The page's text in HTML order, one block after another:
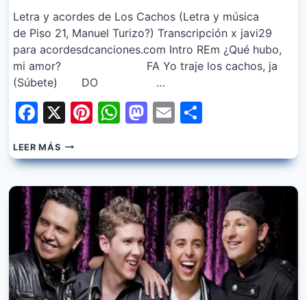
Letra y acordes de Los Cachos (Letra y música
de Piso 21, Manuel Turizo?) Transcripción x javi29
para acordesdcanciones.com Intro REm ¿Qué hubo,
mi amor? FA Yo traje los cachos, ja
(Súbete) DO …
Facebook
X Pinterest
WhatsApp
Mastodon
Email
LEER MÁSPISO
21
&
TURIZO
–
LOS
CACHOS